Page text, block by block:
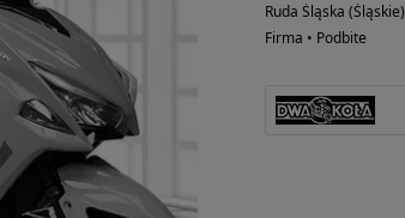
Ruda Śląska (Śląskie)
Firma • Podbite